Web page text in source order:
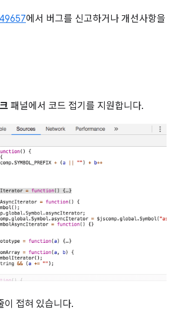
에서 버그를 신고하거나 개선사항을
패널에서 코드 접기를 지원합니다.
이 접혀 있습니다.